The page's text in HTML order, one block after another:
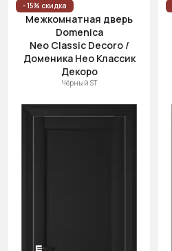
- 15% скидка
Межкомнатная дверь
Domenica
Neo Classic Decoro /
Доменика Нео Классик
Декоро
Чёрный ST